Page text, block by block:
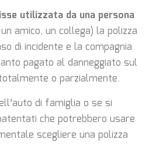
utilizzata da una persona
amico, un collega) la polizza
di incidente e la compagnia
pagato al danneggiato sul
o parzialmente.
di famiglia o se si
che potrebbero usare
scegliere una polizza